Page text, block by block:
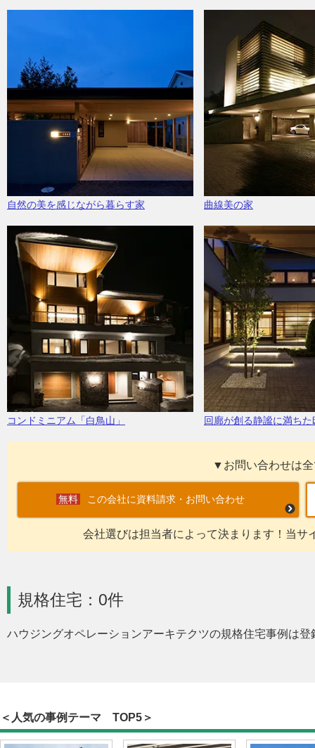
自然の美を感じながら暮らす家 曲線美の家
コンドミニアム「白鳥山」 回廊が創る静謐に満ちた
▼お問い合わせは
この会社に資料請求・お問い合わせ
会社選びは担当者によって決まります！当サ
規格住宅：0件
ハウジングオペレーションアーキテクツの規格住宅事例は登
＜人気の事例テーマ TOP5＞